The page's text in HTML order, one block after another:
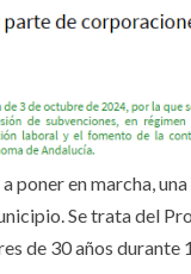
poner en marcha,
Se trata del
de 30 años